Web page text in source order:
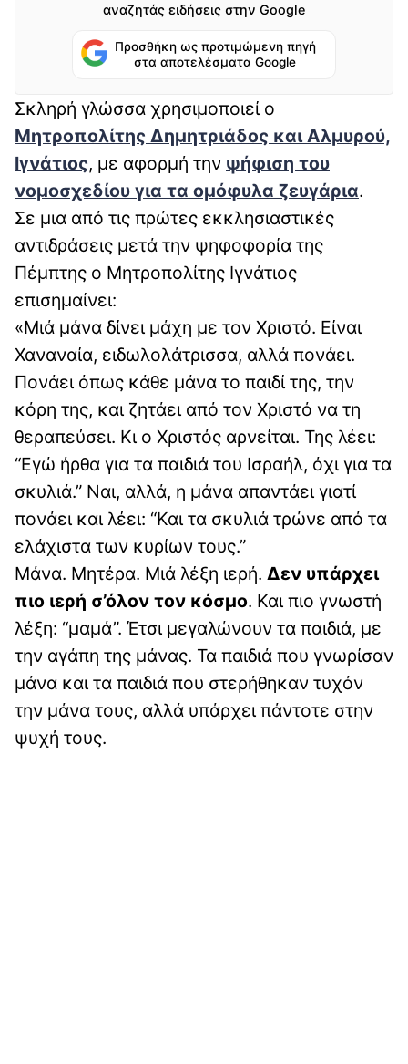
αναζητάς ειδήσεις στην Google
Προσθήκη ως προτιμώμενη πηγή
στα αποτελέσματα Google
Σκληρή γλώσσα χρησιμοποιεί ο
Μητροπολίτης Δημητριάδος και Αλμυρού,
Ιγνάτιος, με αφορμή την ψήφιση του
νομοσχεδίου για τα ομόφυλα ζευγάρια.
Σε μια από τις πρώτες εκκλησιαστικές
αντιδράσεις μετά την ψηφοφορία της
Πέμπτης ο Μητροπολίτης Ιγνάτιος
επισημαίνει:
«Μιά μάνα δίνει μάχη με τον Χριστό. Είναι
Χαναναία, ειδωλολάτρισσα, αλλά πονάει.
Πονάει όπως κάθε μάνα το παιδί της, την
κόρη της, και ζητάει από τον Χριστό να τη
θεραπεύσει. Κι ο Χριστός αρνείται. Της λέει:
“Εγώ ήρθα για τα παιδιά του Ισραήλ, όχι για τα
σκυλιά.” Ναι, αλλά, η μάνα απαντάει γιατί
πονάει και λέει: “Και τα σκυλιά τρώνε από τα
ελάχιστα των κυρίων τους.”
Μάνα. Μητέρα. Μιά λέξη ιερή. Δεν υπάρχει
πιο ιερή σ’όλον τον κόσμο. Και πιο γνωστή
λέξη: “μαμά”. Έτσι μεγαλώνουν τα παιδιά, με
την αγάπη της μάνας. Τα παιδιά που γνωρίσαν
μάνα και τα παιδιά που στερήθηκαν τυχόν
την μάνα τους, αλλά υπάρχει πάντοτε στην
ψυχή τους.